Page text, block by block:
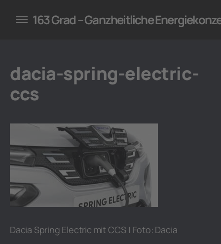
für Unternehmen
163 Grad – Ganzheitliche
dacia-spring-electric-
ccs
Dacia Spring Electric mit CCS | Foto: Dacia